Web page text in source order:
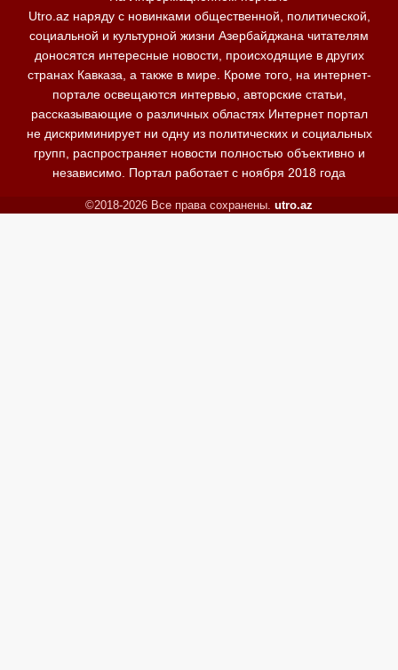
Utro.az наряду с новинками общественной, политической,
социальной и культурной жизни Азербайджана читателям
доносятся интересные новости, происходящие в других
странах Кавказа, а также в мире. Кроме того, на интернет-
портале освещаются интервью, авторские статьи,
рассказывающие о различных областях Интернет портал
не дискриминирует ни одну из политических и социальных
групп, распространяет новости полностью объективно и
независимо. Портал работает с ноября 2018 года
©2018-2026 Все права сохранены. utro.az